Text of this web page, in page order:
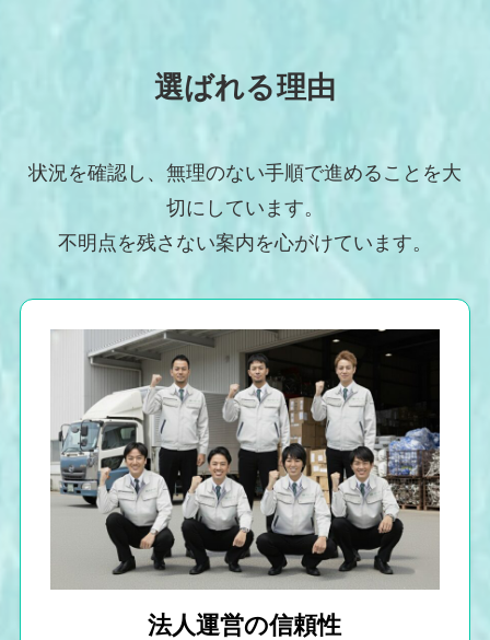
選ばれる理由
状況を確認し、無理のない手順で進めることを大
切にしています。
不明点を残さない案内を心がけています。
法人運営の信頼性